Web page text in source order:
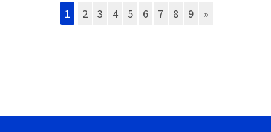
1 2 3 4 5 6 7 8 9 »